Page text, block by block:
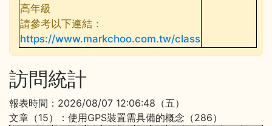
高年級
請參考以下連結：
https://www.markchoo.com.tw/class
訪問統計
報表時間：2026/08/07 12:06:48（五）
文章（15）：使用GPS裝置需具備的概念（286）